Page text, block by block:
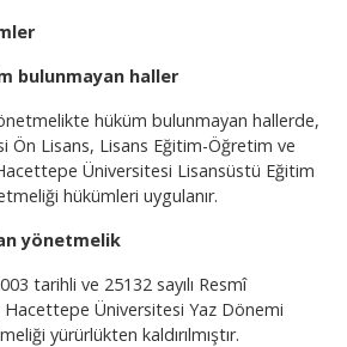
bulunmayan haller
hüküm bulunmayan hallerde,
Ön Lisans, Lisans Eğitim-Öğretim ve
Üniversitesi Lisansüstü Eğitim
hükümleri uygulanır.
yönetmelik
tarihli ve 25132 sayılı Resmî
Hacettepe Üniversitesi Yaz Dönemi
yürürlükten kaldırılmıştır.